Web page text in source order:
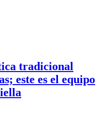
tradicional
este es el equipo